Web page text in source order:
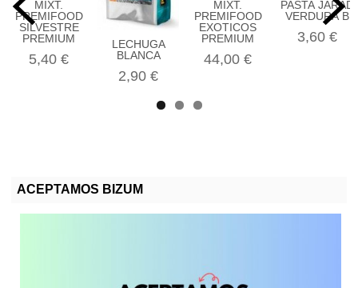
ACEPTAMOS BIZUM
MIXT.
PREMIFOOD
SILVESTRE
PREMIUM
5,40 €
LECHUGA
BLANCA
2,90 €
MIXT.
PREMIFOOD
EXOTICOS
PREMIUM
44,00 €
PASTA JARAD
VERDURA B
3,60 €